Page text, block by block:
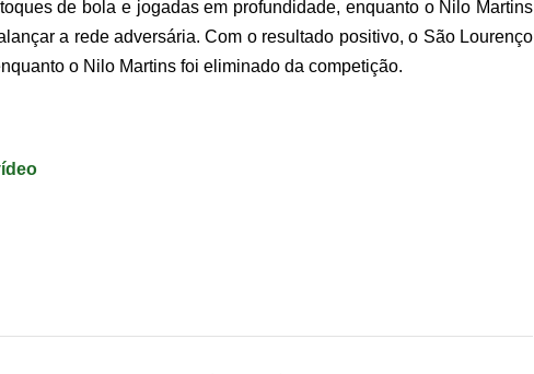
de bola e jogadas em profundidade, enquanto o Nilo Martins
a rede adversária. Com o resultado positivo, o São Lourenço
o Nilo Martins foi eliminado da competição.